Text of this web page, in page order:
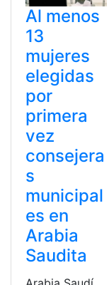
Al menos
13
mujeres
elegidas
por
primera
vez
consejera
s
municipal
es en
Arabia
Saudita